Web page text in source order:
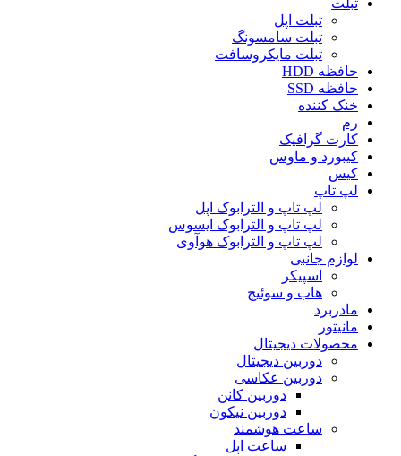
تبلت
تبلت اپل
تبلت سامسونگ
تبلت مایکروسافت
حافظه HDD
حافظه SSD
خنک کننده
رم
کارت گرافیک
کیبورد و ماوس
کیس
لپ تاپ
لپ تاپ و الترابوک اپل
لپ تاپ و الترابوک ایسوس
لپ تاپ و الترابوک هوآوی
لوازم جانبی
اسپیکر
هاب و سوئیچ
مادربرد
مانیتور
محصولات دیجیتال
دوربین دیجیتال
دوربین عکاسی
دوربین کانن
دوربین نیکون
ساعت هوشمند
ساعت اپل